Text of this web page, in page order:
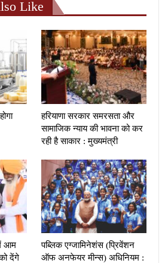
Like
हरियाणा सरकार समरसता और
सामाजिक न्याय की भावना को कर
रही है साकार : मुख्यमंत्री
आम
देंगे
पब्लिक एग्जामिनेशंस (प्रिवेंशन
ऑफ अनफेयर मीन्स) अधिनियम :